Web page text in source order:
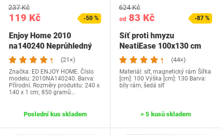
119 Kč
237 Kč
-50 %
Enjoy Home 2010
na140240 Neprůhledný
závěs s 8 očky…(21×)
Značka: ED ENJOY HOME. Číslo
modelu: 2010NA140240. Barva:
Přírodní. Rozměry produktu: 240 x
140 x 1 cm; 850 gramů…
Poslední kus skladem
od 83 Kč
624 Kč
-87 %
Síť proti hmyzu
NeatiEase 100x130 cm
šedá
(44×)
Materiál: síť, magnetický rám Šířka
[cm]: 100 Výška [cm]: 130 Barva:
bíly rám, šedá síť
> 5 kusů skladem